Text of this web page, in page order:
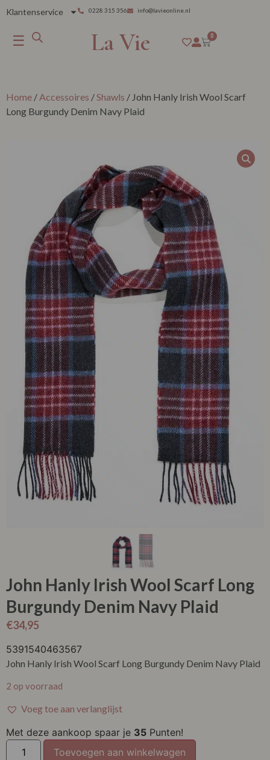
Klantenservice 0228 315 356 info@lavieonline.nl
☰ La Vie 0
Home / Accessoires /Shawls / John Hanly Irish Wool Scarf
Long Burgundy Denim Navy Plaid
John Hanly Irish Wool Scarf Long
Burgundy Denim Navy Plaid
€34,95
5391540463567
John Hanly Irish Wool Scarf Long Burgundy Denim Navy Plaid
2 op voorraad
Voeg toe aan verlanglijst
Met deze aankoop spaar je 35 Punten!
Toevoegen aan winkelwagen